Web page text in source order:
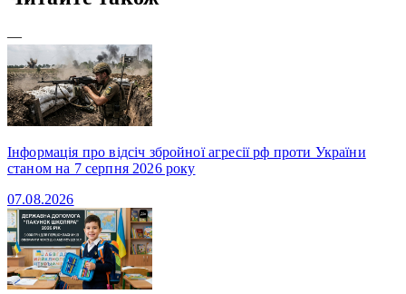
—
Інформація про відсіч збройної агресії рф проти України
станом на 7 серпня 2026 року
07.08.2026